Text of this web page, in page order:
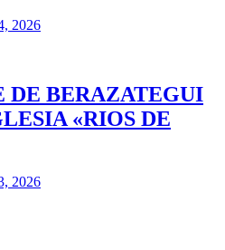
2026
DE BERAZATEGUI
«RIOS DE
2026